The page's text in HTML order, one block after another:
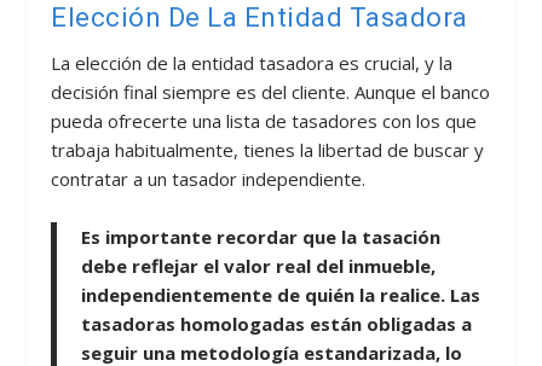
Elección De La Entidad Tasadora
La elección de la entidad tasadora es crucial, y la
decisión final siempre es del cliente. Aunque el banco
pueda ofrecerte una lista de tasadores con los que
trabaja habitualmente, tienes la libertad de buscar y
contratar a un tasador independiente.
Es importante recordar que la tasación
debe reflejar el valor real del inmueble,
independientemente de quién la realice. Las
tasadoras homologadas están obligadas a
seguir una metodología estandarizada, lo